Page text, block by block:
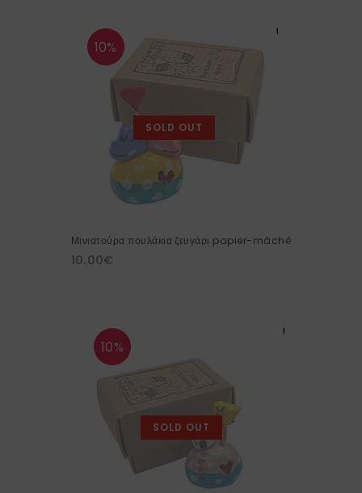
10%
SOLD OUT
Μινιατούρα πουλάκια ζευγάρι papier-mâchê
10.00€
10%
SOLD OUT